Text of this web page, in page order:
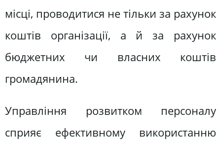
місці, проводитися не тільки за рахунок
коштів організації, а й за рахунок
бюджетних чи власних коштів
громадянина.
Управління розвитком персоналу
сприяє ефективному використанню